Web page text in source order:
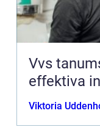
Vvs
effektiva
Viktoria